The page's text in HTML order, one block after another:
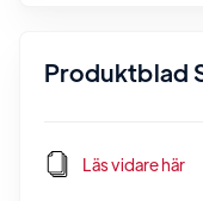
Produktblad
Läs vidare här